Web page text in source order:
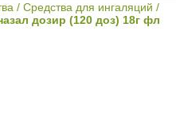
/ Средства для ингаляций /
дозир (120 доз) 18г фл